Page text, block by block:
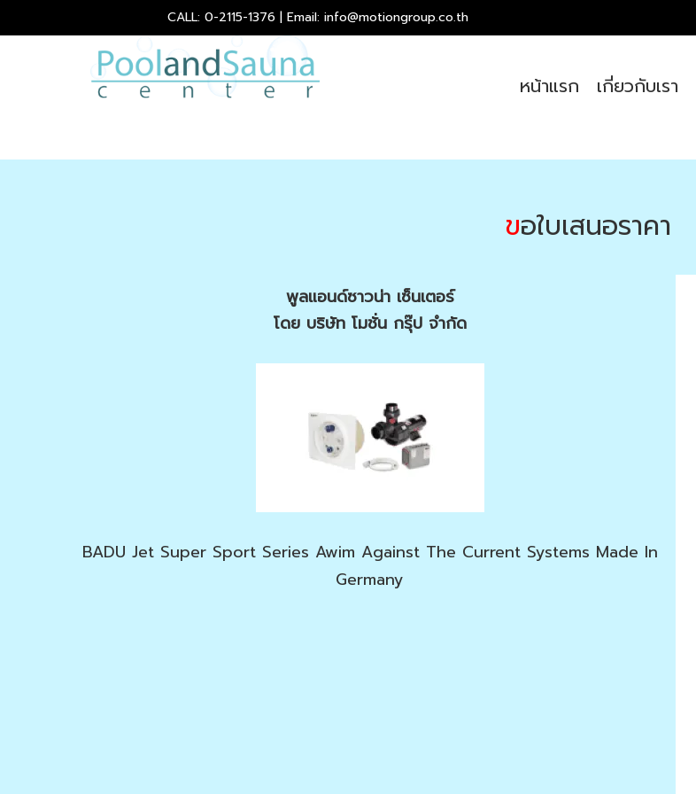
CALL: 0-2115-1376 | Email: info@motiongroup.co.th
หน้าแรก เกี่ยวกับเรา
ขอใบเสนอราคา
พูลแอนด์ซาวน่า เซ็นเตอร์
โดย บริษัท โมชั่น กรุ๊ป จำกัด
BADU Jet Super Sport Series Awim Against The Current Systems Made In
Germany